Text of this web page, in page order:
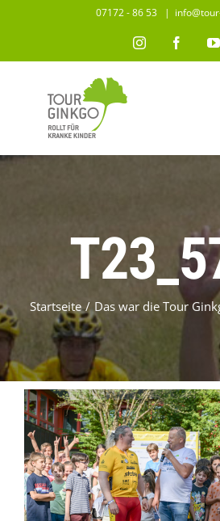
07172 - 86 53 |
Instagram
Startseite / Das war die Tour